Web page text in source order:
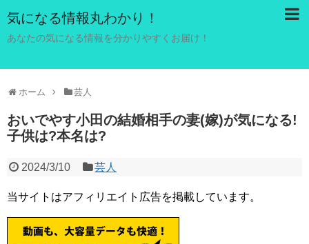
気になる情報丸わかり！
あなたの気になる情報を分かりやすくお届け！
ホーム 芸人
おいでやす小田の結婚相手の妻(嫁)が気になる!
子供は?本名は?
2024/3/10 芸人
当サイトはアフィリエイト広告を掲載しています。